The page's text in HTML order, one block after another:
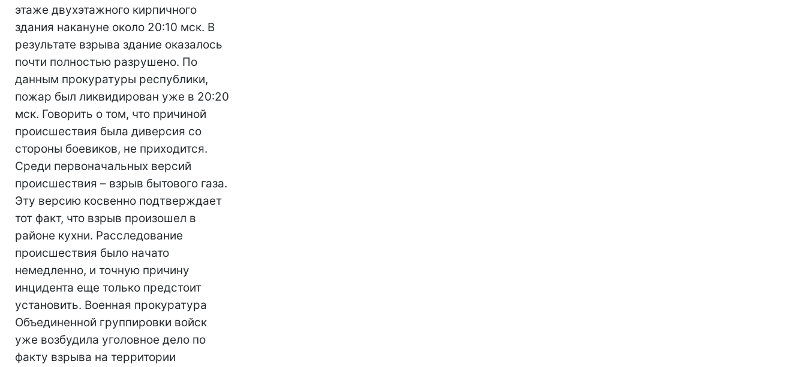
этаже двухэтажного кирпичного
здания накануне около 20:10 мск. В
результате взрыва здание оказалось
почти полностью разрушено. По
данным прокуратуры республики,
пожар был ликвидирован уже в 20:20
мск. Говорить о том, что причиной
происшествия была диверсия со
стороны боевиков, не приходится.
Среди первоначальных версий
происшествия – взрыв бытового газа.
Эту версию косвенно подтверждает
тот факт, что взрыв произошел в
районе кухни. Расследование
происшествия было начато
немедленно, и точную причину
инцидента еще только предстоит
установить. Военная прокуратура
Объединенной группировки войск
уже возбудила уголовное дело по
факту взрыва на территории